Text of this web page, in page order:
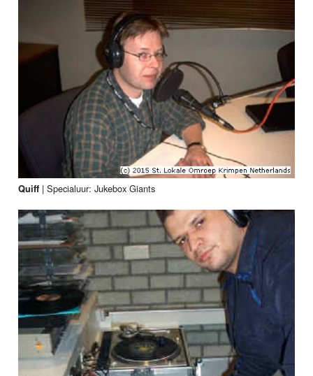
Quiff |Specialuur: Jukebox Giants